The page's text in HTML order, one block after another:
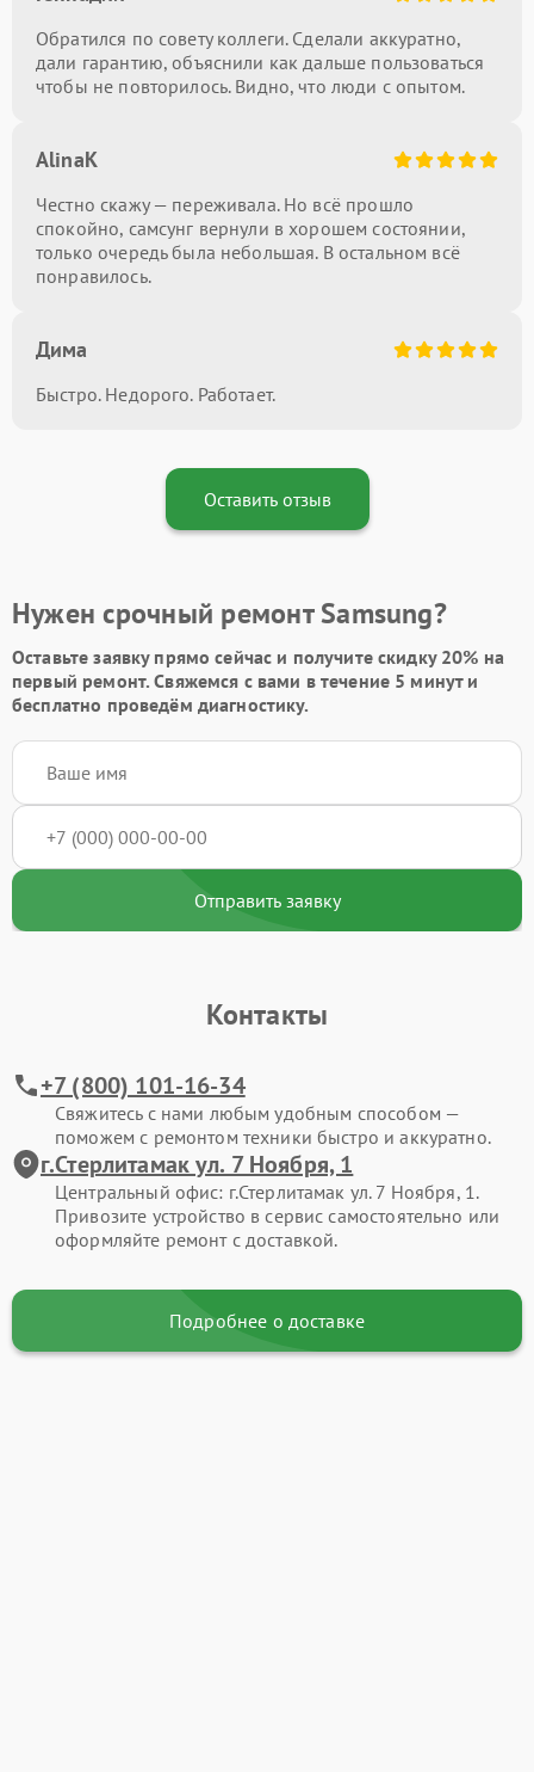
Обратился по совету коллеги. Сделали аккуратно,
дали гарантию, объяснили как дальше пользоваться
чтобы не повторилось. Видно, что люди с опытом.
AlinaK
Честно скажу — переживала. Но всё прошло
спокойно, самсунг вернули в хорошем состоянии,
только очередь была небольшая. В остальном всё
понравилось.
Дима
Быстро. Недорого. Работает.
Оставить отзыв
Нужен срочный ремонт Samsung?
Оставьте заявкупрямо сейчас и получите скидку 20% на
первый ремонт. Свяжемся с вами в течение 5 минут и
бесплатно проведём диагностику.
Отправить заявку
Контакты
+7 (800) 101-16-34
Свяжитесь с нами любым удобным способом —
поможем с ремонтом техники быстро и аккуратно.
г.Стерлитамак ул. 7 Ноября, 1
Центральный офис: г.Стерлитамак ул. 7 Ноября, 1.
Привозите устройство в сервис самостоятельно или
оформляйте ремонт с доставкой.
Подробнее о доставке